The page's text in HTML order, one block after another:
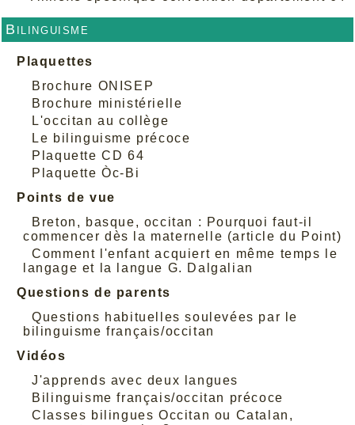
Bilinguisme
Plaquettes
Brochure ONISEP
Brochure ministérielle
L'occitan au collège
Le bilinguisme précoce
Plaquette CD 64
Plaquette Òc-Bi
Points de vue
Breton, basque, occitan : Pourquoi faut-il
commencer dès la maternelle (article du Point)
Comment l'enfant acquiert en même temps le
langage et la langue G. Dalgalian
Questions de parents
Questions habituelles soulevées par le
bilinguisme français/occitan
Vidéos
J'apprends avec deux langues
Bilinguisme français/occitan précoce
Classes bilingues Occitan ou Catalan,